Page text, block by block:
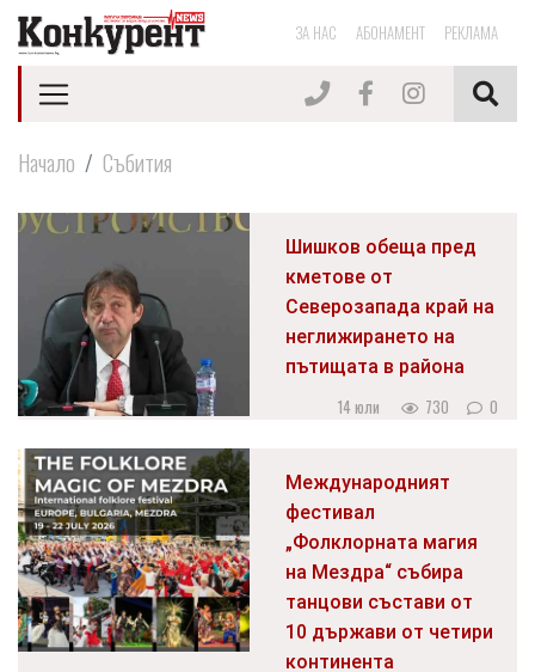
ЗА НАС АБОНАМЕНТ РЕКЛАМА
Начало Събития
Шишков обеща пред
кметове от
Северозапада край на
неглижирането на
пътищата в района
14 юли 730 0
Международният
фестивал
„Фолклорната магия
на Мездра“ събира
танцови състави от
10 държави от четири
континента